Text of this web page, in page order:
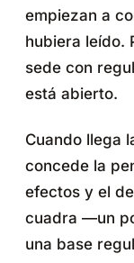
empiezan a
hubiera leído.
sede con
está abierto.
Cuando llega
concede la
efectos y el
cuadra —un
una base